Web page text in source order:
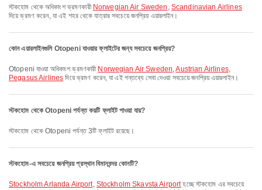
স্টকহোম থেকে অধিকাংশ ভ্রমণকারী Norwegian Air Sweden , Scandinavian Airlines
দিয়ে ভ্রমণ করেন, যা এই শহর থেকে যাত্রার সবচেয়ে জনপ্রিয় এয়ারলাইন।
কোন এয়ারলাইনগুলি Otopeni যাওয়ার ফ্লাইটের জন্য সবচেয়ে জনপ্রিয়?
Otopeni যাওয়া অধিকাংশ ভ্রমণকারী Norwegian Air Sweden,Austrian Airlines,
Pegasus Airlines দিয়ে ভ্রমণ করেন, যা এই গন্তব্যে সেবা দেওয়া সবচেয়ে জনপ্রিয় এয়ারলাইন।
স্টকহোম থেকে Otopeni পর্যন্ত কয়টি ফ্লাইট পাওয়া যায়?
স্টকহোম থেকে Otopeni পর্যন্ত 3টি ফ্লাইট রয়েছে।
স্টকহোম-এ সবচেয়ে জনপ্রিয় প্রস্থান বিমানবন্দর কোনটি?
Stockholm Arlanda Airport, Stockholm Skavsta Airportহচ্ছে স্টকহোম এর সবচেয়ে